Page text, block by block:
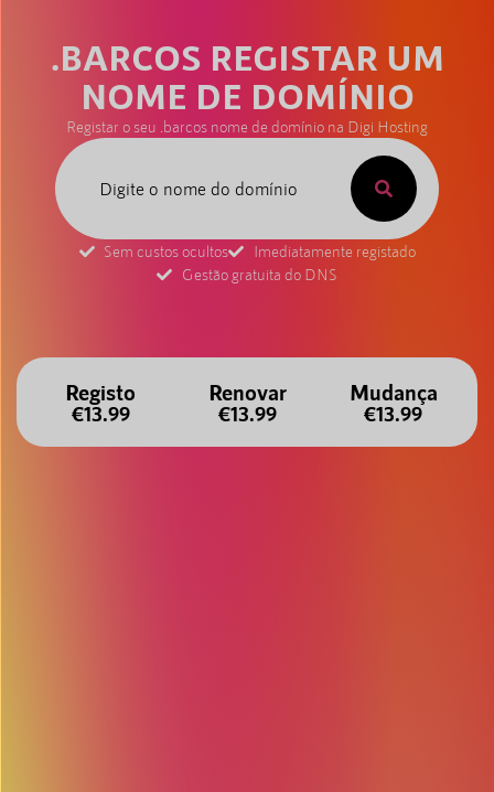
.BARCOS REGISTAR UM
NOME DE DOMÍNIO
Registar o seu .barcos nome de domínio na Digi Hosting
Sem custos ocultos
Imediatamente registado
Gestão gratuita do DNS
Registo
€13.99
Renovar
€13.99
Mudança
€13.99